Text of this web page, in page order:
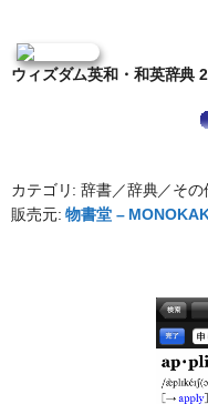
ウィズダム英和・和英辞典
カテゴリ: 辞書／辞典／その
販売元:物書堂 –